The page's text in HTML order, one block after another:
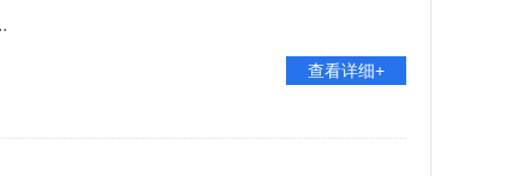
查看详细+